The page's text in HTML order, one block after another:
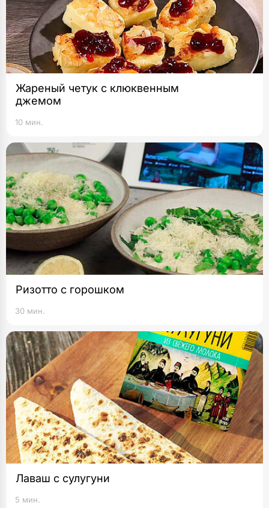
Жареный четук с клюквенным
джемом
10 мин.
Ризотто с горошком
30 мин.
Лаваш с сулугуни
5 мин.